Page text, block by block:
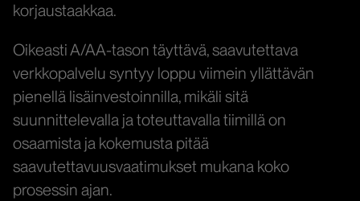
korjaustaakkaa.
Oikeasti A/AA-tason täyttävä, saavutettava
verkkopalvelu syntyy loppu viimein yllättävän
pienellä lisäinvestoinnilla, mikäli sitä
suunnittelevalla ja toteuttavalla tiimillä on
osaamista ja kokemusta pitää
saavutettavuusvaatimukset mukana koko
prosessin ajan.